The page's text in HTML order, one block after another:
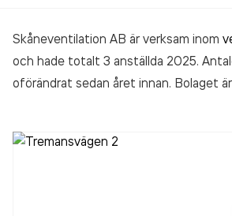
Skåneventilation AB är verksam inom
och hade totalt 3 anställda 2025.
oförändrat sedan året innan. Bolaget